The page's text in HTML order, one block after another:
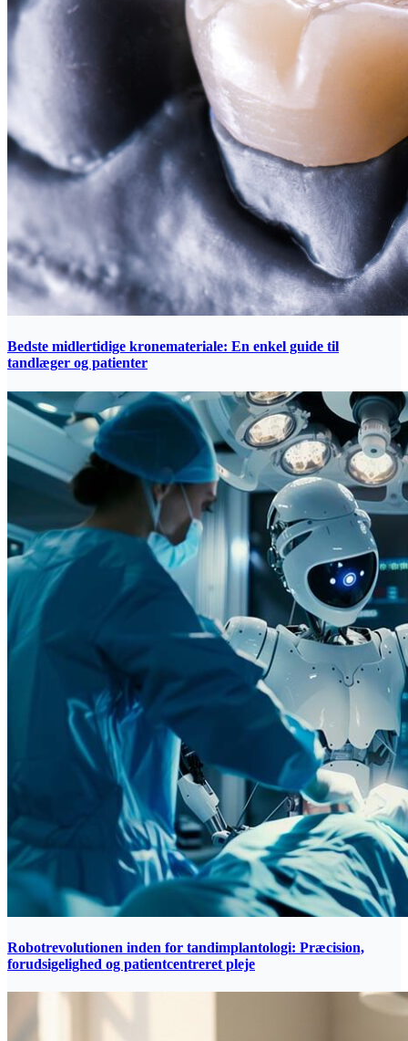
Bedste midlertidige kronemateriale: En enkel guide til
tandlæger og patienter
Robotrevolutionen inden for tandimplantologi: Præcision,
forudsigelighed og patientcentreret pleje